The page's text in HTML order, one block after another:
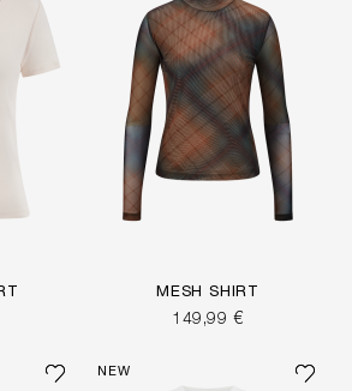
MESH SHIRT
149,99 €
NEW